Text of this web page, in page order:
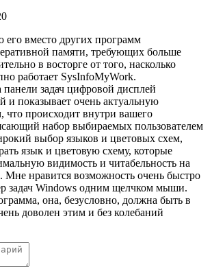
его вместо других программ
памяти, требующих больше
в восторге от того, насколько
работает SysInfoMyWork.
задач цифровой дисплей
и показывает очень актуальную
происходит внутри вашего
набор выбираемых пользователем
выбор языков и цветовых схем,
язык и цветовую схему, которые
видимость и читабельность на
нравится возможность очень быстро
задач Windows одним щелчком мыши.
она, безусловно, должна быть в
доволен этим и без колебаний